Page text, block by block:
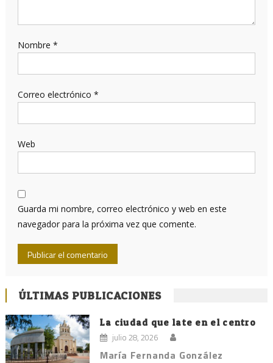
Nombre *
Correo electrónico *
Web
Guarda mi nombre, correo electrónico y web en este
navegador para la próxima vez que comente.
ÚLTIMAS PUBLICACIONES
La ciudad que late en el centro
julio 28, 2026
María Fernanda González